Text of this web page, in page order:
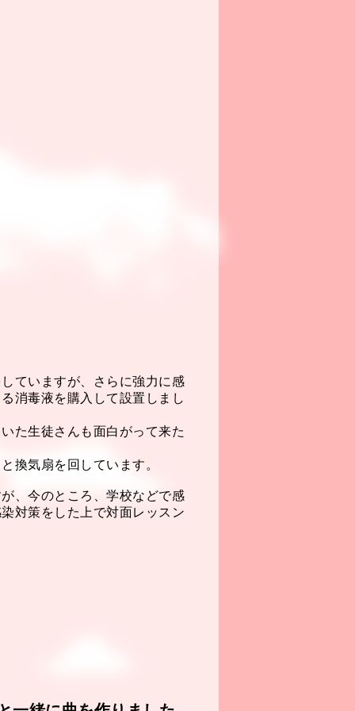
ていますが、さらに強力に感
消毒液を購入して設置しまし
た生徒さんも面白がって来た
換気扇を回しています。
、今のところ、学校などで感
対策をした上で対面レッスン